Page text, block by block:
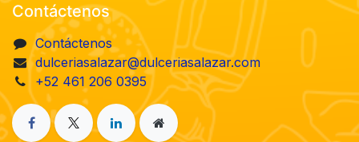
Contáctenos
Contáctenos
dulceriasalazar@dulceriasalazar.com
+52 461 206 0395